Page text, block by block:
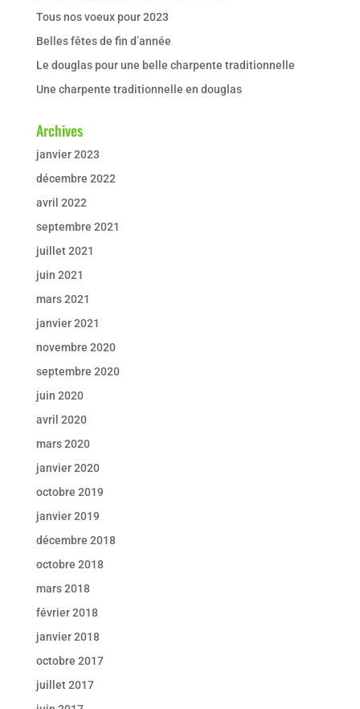
Tous nos voeux pour 2023
Belles fêtes de fin d’année
Le douglas pour une belle charpente traditionnelle
Une charpente traditionnelle en douglas
Archives
janvier 2023
décembre 2022
avril 2022
septembre 2021
juillet 2021
juin 2021
mars 2021
janvier 2021
novembre 2020
septembre 2020
juin 2020
avril 2020
mars 2020
janvier 2020
octobre 2019
janvier 2019
décembre 2018
octobre 2018
mars 2018
février 2018
janvier 2018
octobre 2017
juillet 2017